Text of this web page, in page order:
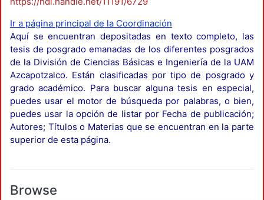
Ir a página principal de la Coordinación
Aquí se encuentran depositadas en texto completo, las
tesis de posgrado emanadas de los diferentes posgrados
de la División de Ciencias Básicas e Ingeniería de la UAM
Azcapotzalco. Están clasificadas por tipo de posgrado y
grado académico. Para buscar alguna tesis en especial,
puedes usar el motor de búsqueda por palabras, o bien,
puedes usar la opción de listar por Fecha de publicación;
Autores; Títulos o Materias que se encuentran en la parte
superior de esta página.
Browse